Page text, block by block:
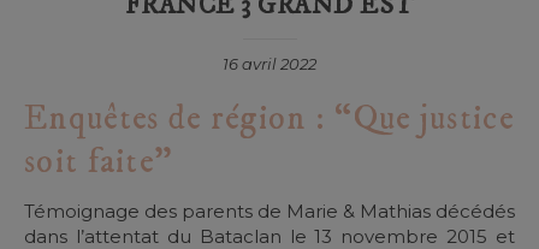
16 avril 2022
Enquêtes de région : “Que justice
soit faite”
Témoignage des parents de Marie & Mathias décédés
dans l’attentat du Bataclan le 13 novembre 2015 et